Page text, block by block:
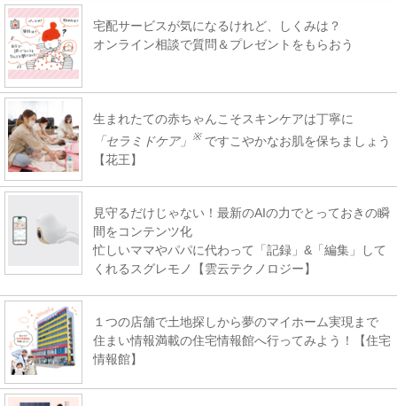
宅配サービスが気になるけれど、しくみは？
オンライン相談で質問＆プレゼントをもらおう
生まれたての赤ちゃんこそスキンケアは丁寧に
「セラミドケア」
※ ですこやかなお肌を保ちましょう
【花王】
見守るだけじゃない！最新のAIの力でとっておきの瞬
間をコンテンツ化
忙しいママやパパに代わって「記録」&「編集」して
くれるスグレモノ【雲云テクノロジー】
１つの店舗で土地探しから夢のマイホーム実現まで
住まい情報満載の住宅情報館へ行ってみよう！【住宅
情報館】